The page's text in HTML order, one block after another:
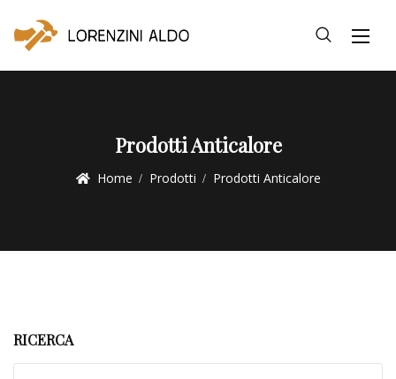
Prodotti Anticalore
Home Prodotti Prodotti Anticalore
RICERCA